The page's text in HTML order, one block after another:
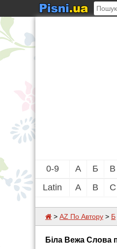
0-9 А Б В
Latin
A B C
> AZ По Автору > Б
Біла Вежа Слова